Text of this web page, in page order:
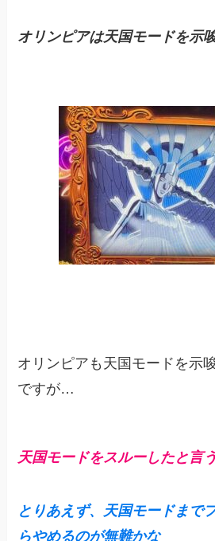
オリンピアは天国モードを示
オリンピアも天国モードを示
ですが…
天国モードをスルーしたと言
とりあえず、天国モードまで
らやめるのが無難かな